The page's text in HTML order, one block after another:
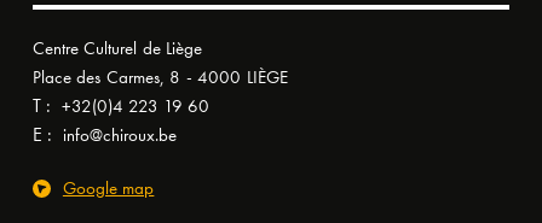
Centre Culturel de Liège
Place des Carmes, 8 - 4000 LIÈGE
T : +32(0)4 223 19 60
E : info@chiroux.be
Google map